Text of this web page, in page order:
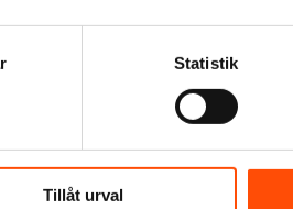
Statistik
Tillåt urval